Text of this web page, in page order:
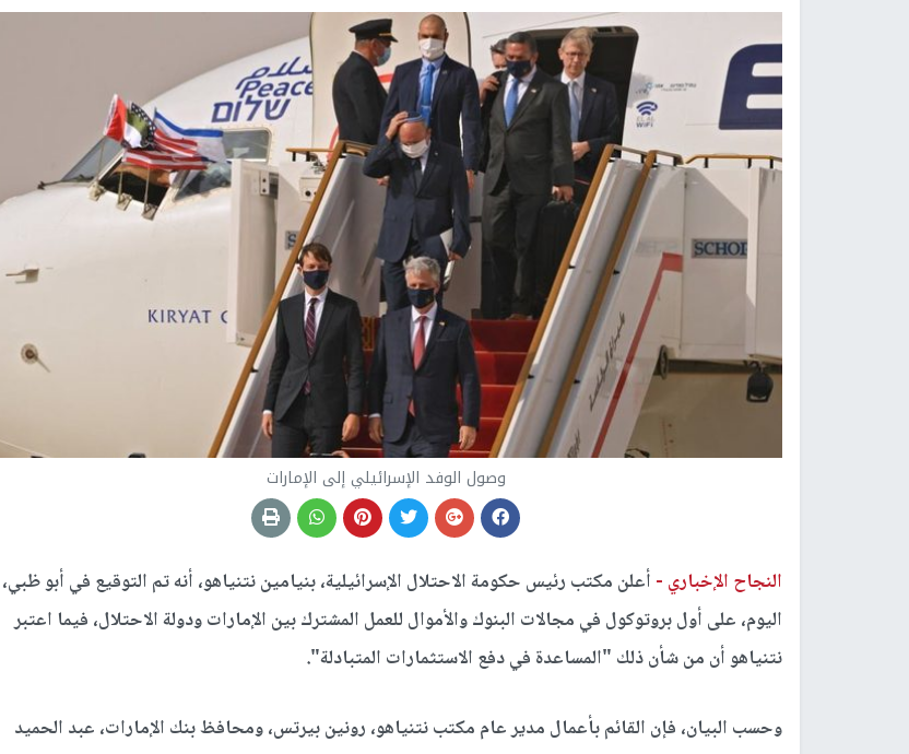
وصول الوفد الإسرائيلي إلى الإمارات
النجاح الإخباري - أعلن مكتب رئيس حكومة الاحتلال الإسرائيلية، بنيامين نتنياهو، أنه تم التوقيع في أبو ظبي،
اليوم، على أول بروتوكول في مجالات البنوك والأموال للعمل المشترك بين الإمارات ودولة الاحتلال، فيما اعتبر
نتنياهو أن من شأن ذلك "المساعدة في دفع الاستثمارات المتبادلة".
وحسب البيان، فإن القائم بأعمال مدير عام مكتب نتنياهو، رونين بيرتس، ومحافظ بنك الإمارات، عبد الحميد